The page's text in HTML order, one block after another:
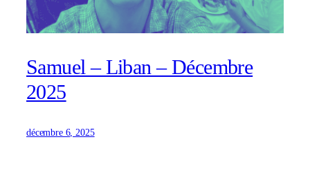
Samuel – Liban – Décembre
2025
décembre 6, 2025